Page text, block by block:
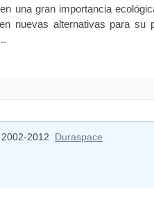
una gran importancia
nuevas alternativas para su
2012 Duraspace